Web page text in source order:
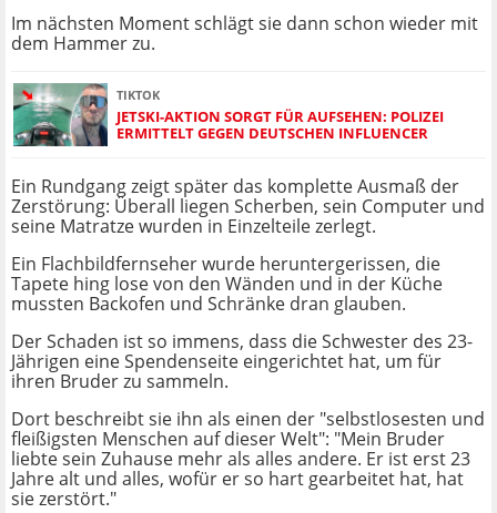
Im nächsten Moment schlägt sie dann schon wieder mit
dem Hammer zu.
TIKTOK
JETSKI-AKTION SORGT FÜR AUFSEHEN: POLIZEI
ERMITTELT GEGEN DEUTSCHEN INFLUENCER
Ein Rundgang zeigt später das komplette Ausmaß der
Zerstörung: Überall liegen Scherben, sein Computer und
seine Matratze wurden in Einzelteile zerlegt.
Ein Flachbildfernseher wurde heruntergerissen, die
Tapete hing lose von den Wänden und in der Küche
mussten Backofen und Schränke dran glauben.
Der Schaden ist so immens, dass die Schwester des 23-
Jährigen eine Spendenseite eingerichtet hat, um für
ihren Bruder zu sammeln.
Dort beschreibt sie ihn als einen der "selbstlosesten und
fleißigsten Menschen auf dieser Welt": "Mein Bruder
liebte sein Zuhause mehr als alles andere. Er ist erst 23
Jahre alt und alles, wofür er so hart gearbeitet hat, hat
sie zerstört."